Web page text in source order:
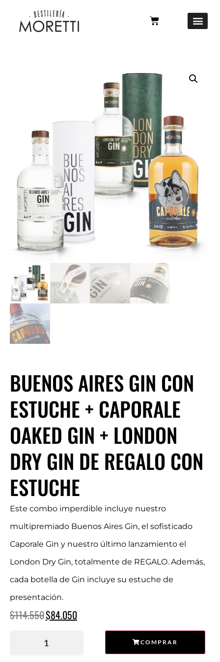
BUENOS AIRES GIN CON
ESTUCHE + CAPORALE
OAKED GIN + LONDON
DRY GIN DE REGALO CON
ESTUCHE
Este combo imperdible incluye nuestro
multipremiado Buenos Aires Gin, el sofisticado
Caporale Gin y nuestro último lanzamiento el
London Dry Gin, totalmente de REGALO. Además,
cada botella de Gin incluye su estuche de
presentación.
$114.550$84.050
COMPRAR